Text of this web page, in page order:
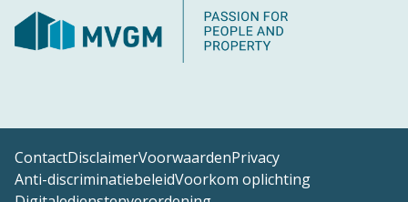
ContactDisclaimerVoorwaardenPrivacy
Anti-discriminatiebeleidVoorkom oplichting